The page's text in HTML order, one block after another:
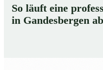
So läuft eine
in Gandesbergen ab